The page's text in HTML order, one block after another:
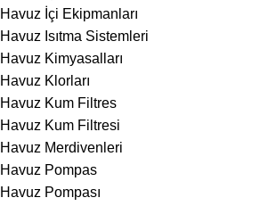
Havuz İçi Ekipmanları
Havuz Isıtma Sistemleri
Havuz Kimyasalları
Havuz Klorları
Havuz Kum Filtres
Havuz Kum Filtresi
Havuz Merdivenleri
Havuz Pompas
Havuz Pompası